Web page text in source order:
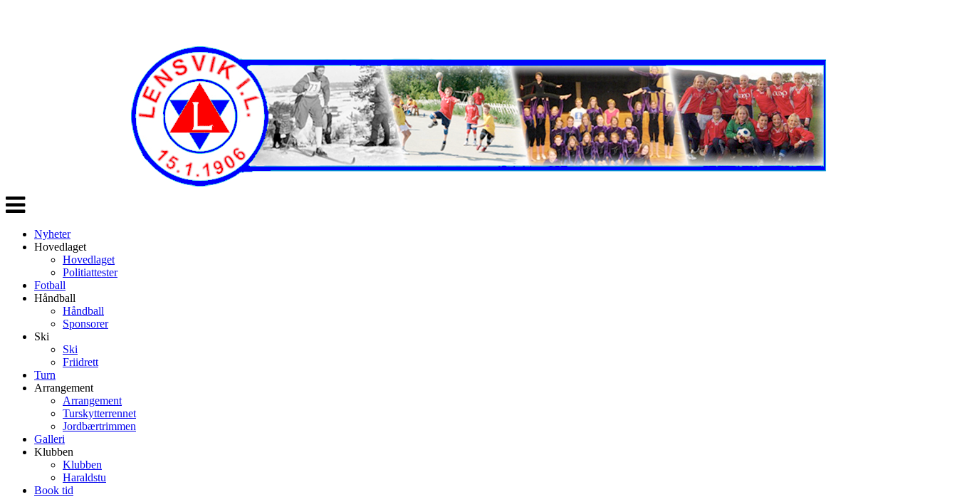
Veksle
navigasjon
Nyheter
Hovedlaget
Hovedlaget
Politiattester
Fotball
Håndball
Håndball
Sponsorer
Ski
Ski
Friidrett
Turn
Arrangement
Arrangement
Turskytterrennet
Jordbærtrimmen
Galleri
Klubben
Klubben
Haraldstu
Book tid